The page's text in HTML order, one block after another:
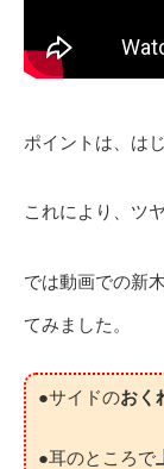
ポイントは、は
これにより、ツ
では動画での新
てみました。
●サイドのおく
●耳のところで